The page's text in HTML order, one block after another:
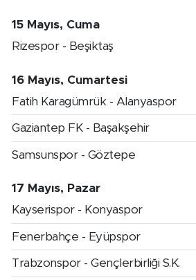
15 Mayıs, Cuma
Rizespor - Beşiktaş
16 Mayıs, Cumartesi
Fatih Karagümrük - Alanyaspor
Gaziantep FK - Başakşehir
Samsunspor - Göztepe
17 Mayıs, Pazar
Kayserispor - Konyaspor
Fenerbahçe - Eyüpspor
Trabzonspor - Gençlerbirliği S.K.